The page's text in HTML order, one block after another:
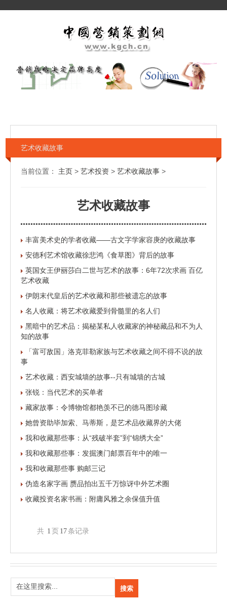
艺术收藏故事
当前位置： 主页 > 艺术投资 > 艺术收藏故事 >
艺术收藏故事
丰富美术史的学者收藏——古文字学家容庚的收藏故事
安德利艺术馆收藏徐悲鸿《食草图》背后的故事
英国女王伊丽莎白二世与艺术的故事：6年72次求画 百亿
艺术收藏
伊朗末代皇后的艺术收藏和那些被遗忘的故事
名人收藏：将艺术收藏爱到骨髓里的名人们
黑暗中的艺术品：揭秘某私人收藏家的神秘藏品和不为人
知的故事
「富可敌国」洛克菲勒家族与艺术收藏之间不得不说的故
事
艺术收藏：西安城墙的故事--只有城墙的古城
张锐：当代艺术的买单者
藏家故事：令博物馆都艳羡不已的德马图珍藏
她曾资助毕加索、马蒂斯，是艺术品收藏界的大佬
我和收藏那些事：从“残破半套”到“锦绣大全”
我和收藏那些事：发掘澳门邮票百年中的唯一
我和收藏那些事 购邮三记
伪造名家字画 赝品拍出五千万惊讶中外艺术圈
收藏投资名家书画：附庸风雅之余保值升值
共 1 页 17 条记录